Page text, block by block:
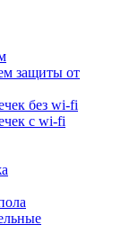
защиты от
без wi-fi
с wi-fi